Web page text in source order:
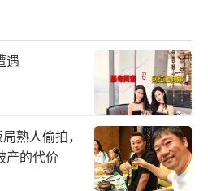
遇
熟人偷拍，
产的代价